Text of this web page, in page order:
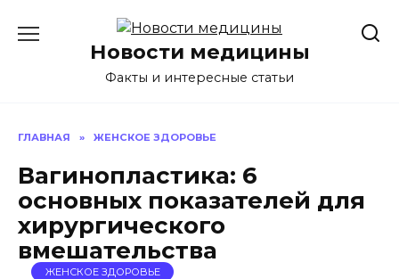
содержаниюНовости медицины
Факты и интересные статьи
ГЛАВНАЯ » ЖЕНСКОЕ ЗДОРОВЬЕ
Вагинопластика: 6
основных показателей для
хирургического
вмешательства
ЖЕНСКОЕ ЗДОРОВЬЕ